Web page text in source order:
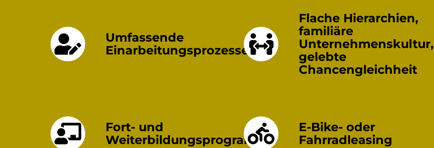
Umfassende
Einarbeitungsprozesse
Flache Hierarchien,
familiäre
Unternehmenskultur,
gelebte
Chancengleichheit
Fort- und
Weiterbildungsprogramm
E-Bike- oder
Fahrradleasing